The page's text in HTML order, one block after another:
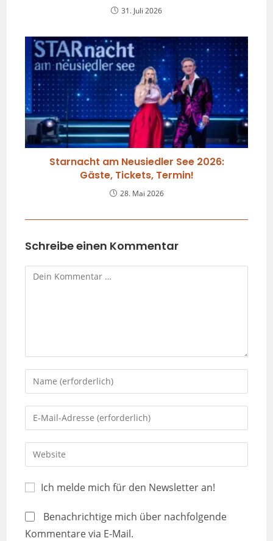
31. Juli 2026
Starnacht am Neusiedler See 2026:
Gäste, Tickets, Termin!
28. Mai 2026
Schreibe einen Kommentar
Ich melde mich für den Newsletter an!
Benachrichtige mich über nachfolgende
Kommentare via E-Mail.